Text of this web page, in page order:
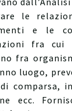
le
e le
fra cui
fra
luogo,
comparsa,
ecc.